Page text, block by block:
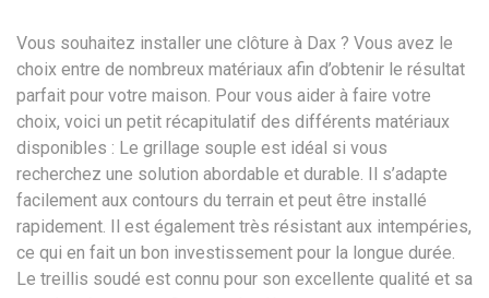
Vous souhaitez installer une clôture à Dax ? Vous avez le
choix entre de nombreux matériaux afin d’obtenir le résultat
parfait pour votre maison. Pour vous aider à faire votre
choix, voici un petit récapitulatif des différents matériaux
disponibles : Le grillage souple est idéal si vous
recherchez une solution abordable et durable. Il s’adapte
facilement aux contours du terrain et peut être installé
rapidement. Il est également très résistant aux intempéries,
ce qui en fait un bon investissement pour la longue durée.
Le treillis soudé est connu pour son excellente qualité et sa